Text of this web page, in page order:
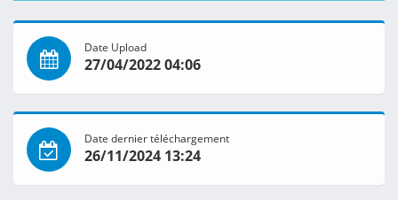
Date Upload
27/04/2022 04:06
Date dernier téléchargement
26/11/2024 13:24